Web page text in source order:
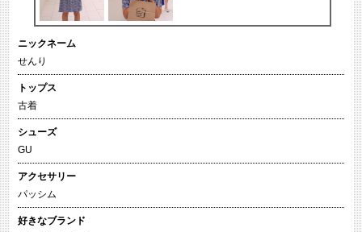
ニックネーム
せんり
トップス
古着
シューズ
GU
アクセサリー
パッシム
好きなブランド